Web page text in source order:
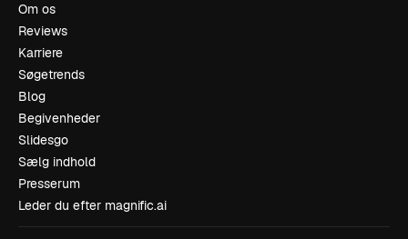
Om os
Reviews
Karriere
Søgetrends
Blog
Begivenheder
Slidesgo
Sælg indhold
Presserum
Leder du efter magnific.ai